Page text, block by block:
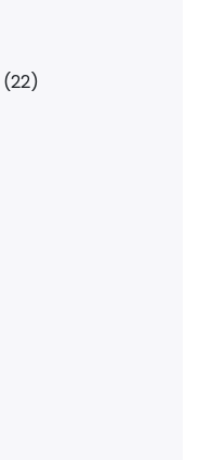
(22)